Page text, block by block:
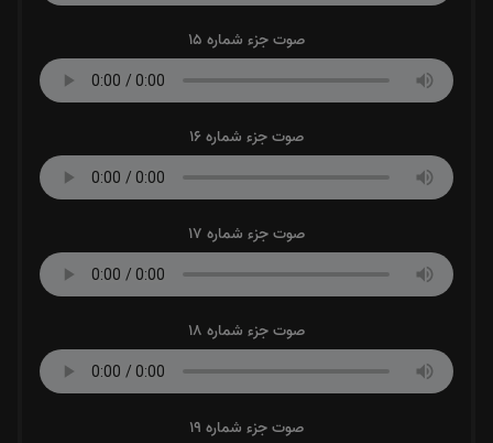
صوت جزء شماره 15
صوت جزء شماره 16
صوت جزء شماره 17
صوت جزء شماره 18
صوت جزء شماره 19